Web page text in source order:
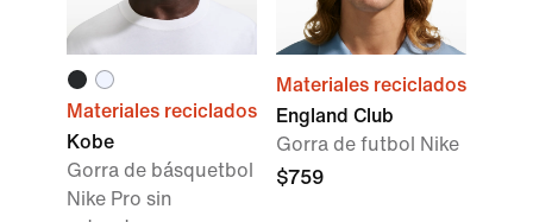
Materiales reciclados
Kobe
Gorra de básquetbol
Nike Pro sin
Materiales reciclados
England Club
Gorra de futbol Nike
$759